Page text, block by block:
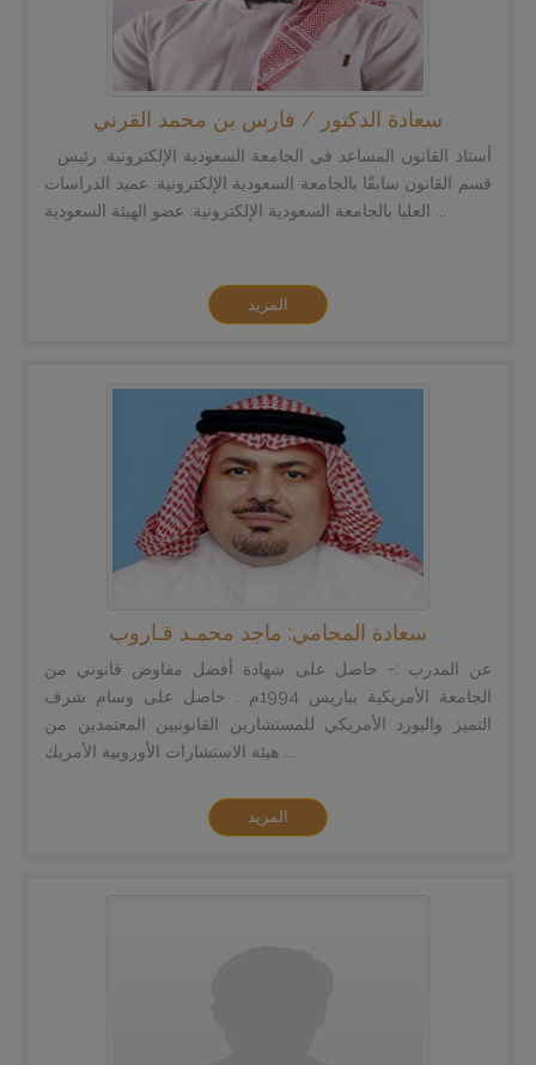
سعادة الدكتور / فارس بن محمد القرني
قسم القانون سابقًا بالجامعة السعودية الإلكترونية. عميد الدراسات
المزيد
سعادة المحامي: ماجد محمـد قـاروب
عن المدرب :- حاصل على شهادة أفضل مفاوض قانوني من
الجامعة الأمريكية بباريس 1994م . حاصل على وسام شرف
التميز والبورد الأمريكي للمستشارين القانونيين المعتمدين من
المزيد